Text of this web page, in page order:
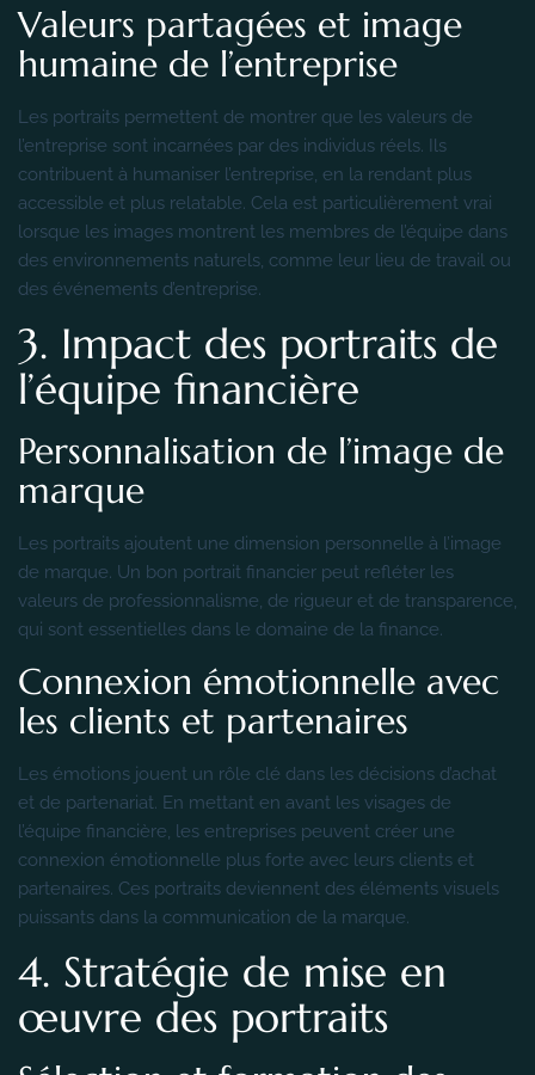
Valeurs partagées et image
humaine de l’entreprise
Les portraits permettent de montrer que les valeurs de
l’entreprise sont incarnées par des individus réels. Ils
contribuent à humaniser l’entreprise, en la rendant plus
accessible et plus relatable. Cela est particulièrement vrai
lorsque les images montrent les membres de l’équipe dans
des environnements naturels, comme leur lieu de travail ou
des événements d’entreprise.
3. Impact des portraits de
l’équipe financière
Personnalisation de l’image de
marque
Les portraits ajoutent une dimension personnelle à l’image
de marque. Un bon portrait financier peut refléter les
valeurs de professionnalisme, de rigueur et de transparence,
qui sont essentielles dans le domaine de la finance.
Connexion émotionnelle avec
les clients et partenaires
Les émotions jouent un rôle clé dans les décisions d’achat
et de partenariat. En mettant en avant les visages de
l’équipe financière, les entreprises peuvent créer une
connexion émotionnelle plus forte avec leurs clients et
partenaires. Ces portraits deviennent des éléments visuels
puissants dans la communication de la marque.
4. Stratégie de mise en
œuvre des portraits